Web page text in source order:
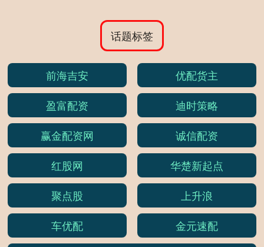
话题标签
前海吉安
优配货主
盈富配资
迪时策略
赢金配资网
诚信配资
红股网
华楚新起点
聚点股
上升浪
车优配
金元速配